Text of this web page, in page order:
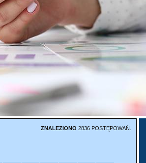
ZNALEZIONO 2836 POSTĘPOWAŃ.